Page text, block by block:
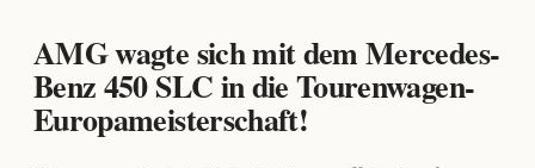
AMG wagte sich mit dem Mercedes-
Benz 450 SLC in die Tourenwagen-
Europameisterschaft!